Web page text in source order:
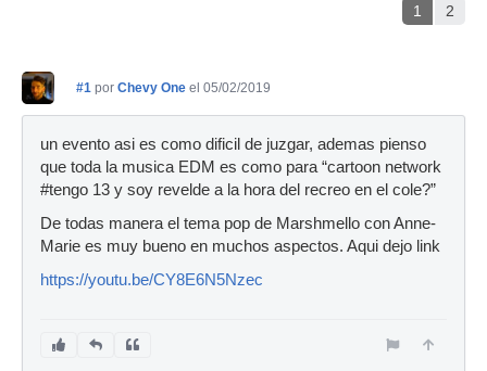
1 2
#1 por Chevy One el 05/02/2019
un evento asi es como dificil de juzgar, ademas pienso
que toda la musica EDM es como para “cartoon network
#tengo 13 y soy revelde a la hora del recreo en el cole?”
De todas manera el tema pop de Marshmello con Anne-
Marie es muy bueno en muchos aspectos. Aqui dejo link
https://youtu.be/CY8E6N5Nzec